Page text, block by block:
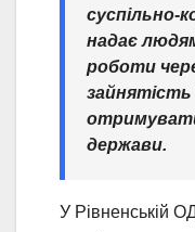
суспільно-
надає
роботи
держави.
У Рівненській